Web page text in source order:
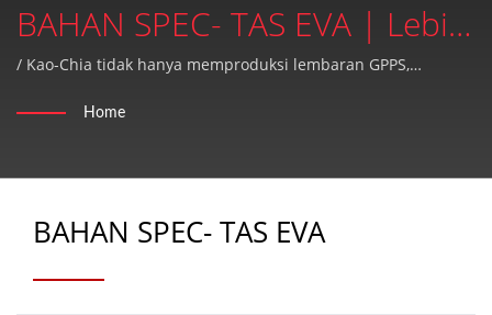
BAHAN SPEC- TAS EVA | Lebih
Dari 41 Tahun Pengalaman
Produksi Film Blowing PE,
Kao-Chia Plastics Co., Ltd.
/ Kao-Chia tidak hanya memproduksi lembaran GPPS,
purna jual yang berkualitas tinggi dan sempurna.
Home
BAHAN SPEC- TAS EVA